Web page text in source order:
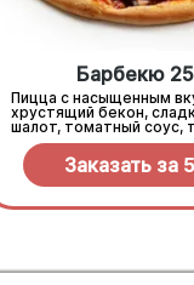
Барбекю
Пицца с насыщенным
хрустящий бекон,
шалот, томатный соус,
моцарелла и дымный
барбекю.Заказать за